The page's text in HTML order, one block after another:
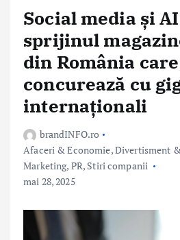
Social media și
sprijinul
din România care
concurează cu
internaționali
brandINFO.ro
Afaceri & Economie,Divertisment
Marketing, PR, Stiri companii
mai 28, 2025